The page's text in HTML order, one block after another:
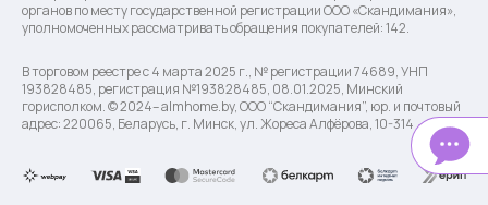
органов по месту государственной регистрации ООО «Скандимания»,
уполномоченных рассматривать обращения покупателей: 142.
В торговом реестре с 4 марта 2025 г., № регистрации 74689, УНП
193828485, регистрация №193828485, 08.01.2025, Минский
горисполком. © 2024– almhome.by, ООО “Скандимания”, юр. и почтовый
адрес: 220065, Беларусь, г. Минск, ул. Жореса Алфёрова, 10-314